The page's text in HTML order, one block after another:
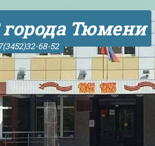
Тюмени
68-52